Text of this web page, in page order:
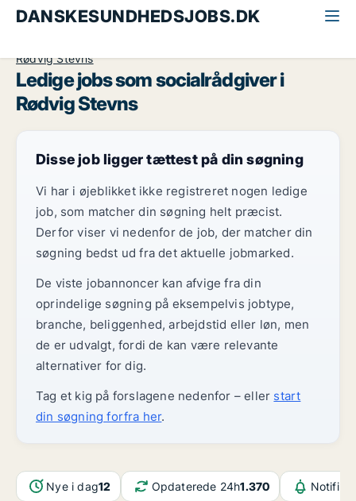
DANSKESUNDHEDSJOBS.DK
Rødvig Stevns
Ledige jobs som socialrådgiver i
Rødvig Stevns
Disse job ligger tættest på din søgning
Vi har i øjeblikket ikke registreret nogen ledige
job, som matcher din søgning helt præcist.
Derfor viser vi nedenfor de job, der matcher din
søgning bedst ud fra det aktuelle jobmarked.
De viste jobannoncer kan afvige fra din
oprindelige søgning på eksempelvis jobtype,
branche, beliggenhed, arbejdstid eller løn, men
de er udvalgt, fordi de kan være relevante
alternativer for dig.
Tag et kig på forslagene nedenfor – eller start
din søgning forfra her.
Nye i dag12 Opdaterede 24h1.370